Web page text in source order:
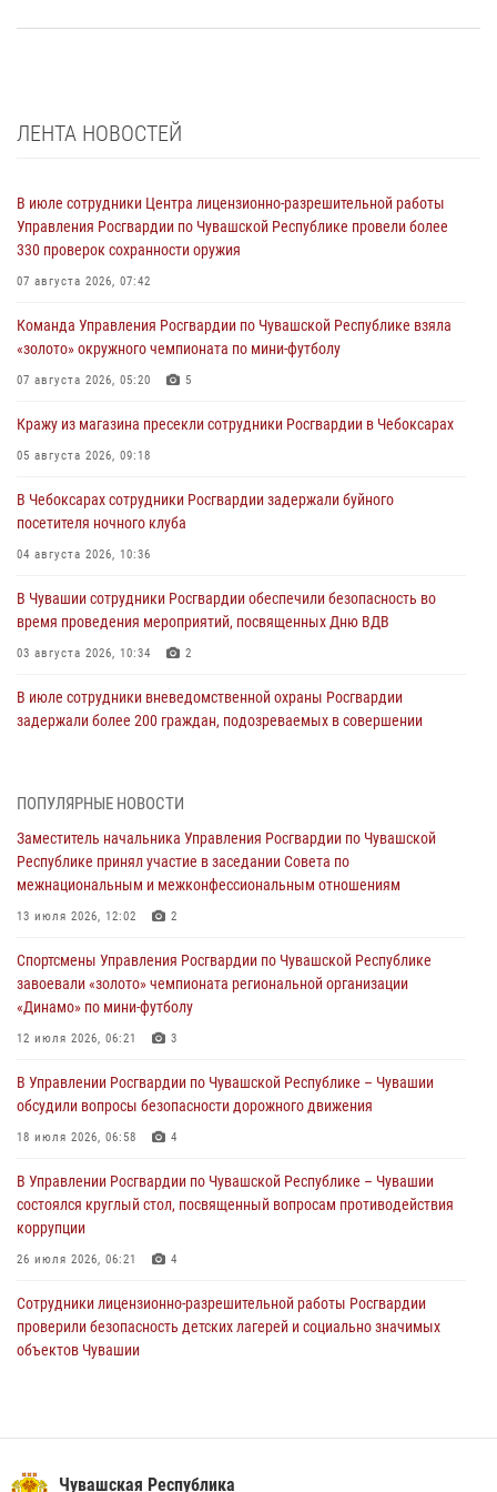
ЛЕНТА НОВОСТЕЙ
В июле сотрудники Центра лицензионно-разрешительной работы
Управления Росгвардии по Чувашской Республике провели более
330 проверок сохранности оружия
07 августа 2026, 07:42
Команда Управления Росгвардии по Чувашской Республике взяла
«золото» окружного чемпионата по мини-футболу
07 августа 2026, 05:20 5
Кражу из магазина пресекли сотрудники Росгвардии в Чебоксарах
05 августа 2026, 09:18
В Чебоксарах сотрудники Росгвардии задержали буйного
посетителя ночного клуба
04 августа 2026, 10:36
В Чувашии сотрудники Росгвардии обеспечили безопасность во
время проведения мероприятий, посвященных Дню ВДВ
03 августа 2026, 10:34 2
В июле сотрудники вневедомственной охраны Росгвардии
задержали более 200 граждан, подозреваемых в совершении
мировой войне 1914-1918 годов
01 августа 2026, 07:19
В Ядрине сотрудники Росгвардии задержали подозреваемого в
01 августа 2026, 06:12
1 августа – День дежурной службы войск национальной гвардии
Российской Федерации
Директор Росгвардии Герой России генерал армии Виктор Золотов
поздравил специалистов подразделений тыла с профессиональным
01 августа 2026, 00:01
ПОПУЛЯРНЫЕ НОВОСТИ
Заместитель начальника Управления Росгвардии по Чувашской
Республике принял участие в заседании Совета по
межнациональным и межконфессиональным отношениям
13 июля 2026, 12:02 2
Спортсмены Управления Росгвардии по Чувашской Республике
завоевали «золото» чемпионата региональной организации
«Динамо» по мини-футболу
12 июля 2026, 06:21 3
В Управлении Росгвардии по Чувашской Республике – Чувашии
обсудили вопросы безопасности дорожного движения
18 июля 2026, 06:58 4
В Управлении Росгвардии по Чувашской Республике – Чувашии
состоялся круглый стол, посвященный вопросам противодействия
коррупции
26 июля 2026, 06:21 4
Сотрудники лицензионно-разрешительной работы Росгвардии
проверили безопасность детских лагерей и социально значимых
объектов Чувашии
14 июля 2026, 13:09 3
Чувашская Республика